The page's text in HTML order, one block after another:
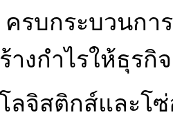
ครบกระบวนกา
างกำไรให้ธุรกิจ
ลจิสติกส์และโ